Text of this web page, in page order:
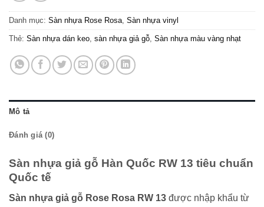
Danh mục: Sàn nhựa Rose Rosa, Sàn nhựa vinyl
Thẻ: Sàn nhựa dán keo, sàn nhựa giả gỗ, Sàn nhựa màu vàng nhạt
Mô tả
Đánh giá (0)
Sàn nhựa giả gỗ Hàn Quốc RW 13 tiêu chuẩn
Quốc tế
Sàn nhựa giả gỗ Rose Rosa RW 13 được nhập khẩu từ